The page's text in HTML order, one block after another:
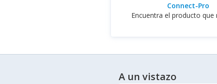
Connect-Pro
Encuentra el producto que
A un vistazo